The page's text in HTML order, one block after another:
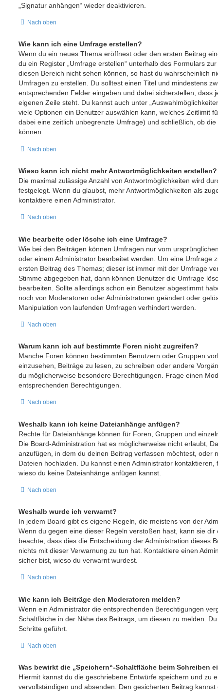
„Signatur anhängen“ wieder deaktivieren.
Nach oben
Wie kann ich eine Umfrage erstellen?
Wenn du ein neues Thema eröffnest oder den ersten Beitrag
du ein Register „Umfrage erstellen“ unterhalb des Formulars
diesen Bereich nicht sehen können, so hast du wahrscheinlich
Umfragen zu erstellen. Du solltest einen Titel und mindestens
entsprechenden Felder eingeben und dabei sicherstellen, dass
eigenen Zeile steht. Du kannst auch unter
viele Optionen ein Benutzer auswählen kann, welches Zeitlimit
dabei eine zeitlich unbegrenzte Umfrage) und schließlich, ob
können.
Nach oben
Wieso kann ich nicht mehr Antwortmöglichkeiten erstellen?
Die maximal zulässige Anzahl von Antwortmöglichkeiten wird
festgelegt. Wenn du glaubst, mehr Antwortmöglichkeiten als
kontaktiere einen Administrator.
Nach oben
Wie bearbeite oder lösche ich eine Umfrage?
Wie bei den Beiträgen können Umfragen nur vom
oder einem Administrator bearbeitet werden. Um eine Umfrage
ersten Beitrag des Themas; dieser ist immer mit der Umfrage
Stimme abgegeben hat, dann können Benutzer die Umfrage
bearbeiten. Sollte allerdings schon ein Benutzer abgestimmt
noch von Moderatoren oder Administratoren geändert oder
Manipulation von laufenden Umfragen verhindert werden.
Nach oben
Warum kann ich auf bestimmte Foren nicht zugreifen?
Manche Foren können bestimmten Benutzern oder Gruppen
einzusehen, Beiträge zu lesen, zu schreiben oder andere
du möglicherweise besondere Berechtigungen. Frage einen
entsprechenden Berechtigungen.
Nach oben
Weshalb kann ich keine Dateianhänge anfügen?
Rechte für Dateianhänge können für Foren, Gruppen und
Die Board-Administration hat es möglicherweise nicht erlaubt,
anzufügen, in dem du deinen Beitrag verfassen möchtest, oder
Dateien hochladen. Du kannst einen Administrator kontaktieren,
wieso du keine Dateianhänge anfügen kannst.
Nach oben
Weshalb wurde ich verwarnt?
In jedem Board gibt es eigene Regeln, die meistens von der
Wenn du gegen eine dieser Regeln verstoßen hast, kann sie dir
beachte, dass dies die Entscheidung der Administration dieses
nichts mit dieser Verwarnung zu tun hat. Kontaktiere einen
sicher bist, wieso du verwarnt wurdest.
Nach oben
Wie kann ich Beiträge den Moderatoren melden?
Wenn ein Administrator die entsprechenden Berechtigungen
Schaltfläche in der Nähe des Beitrags, um diesen zu melden.
Schritte geführt.
Nach oben
Was bewirkt die „Speichern“-Schaltfläche beim Schreiben
Hiermit kannst du die geschriebene Entwürfe speichern und zu
vervollständigen und absenden. Den gesicherten Beitrag